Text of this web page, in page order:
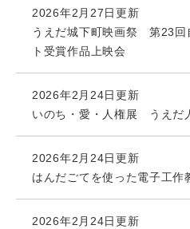
2026年2月27日更新
うえだ城下町映画祭 第23回
ト受賞作品上映会
2026年2月24日更新
いのち・愛・人権展 うえだ
2026年2月24日更新
はんだごてを使った電子工作
2026年2月24日更新